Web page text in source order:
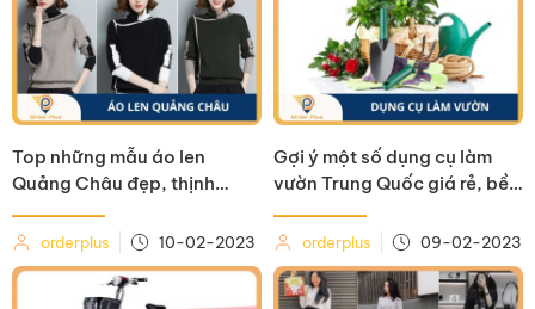
Top những mẫu áo len
Quảng Châu đẹp, thịnh
orderplus 10-02-2023
Gợi ý một số dụng cụ làm
vườn Trung Quốc giá rẻ, bền
orderplus 09-02-2023